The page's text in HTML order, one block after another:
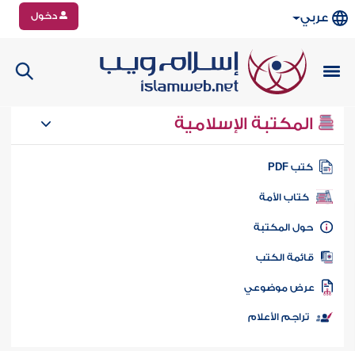
عربي دخول
المكتبة الإسلامية
كتب PDF
كتاب الأمة
المكتبة
الكتب
موضوعي